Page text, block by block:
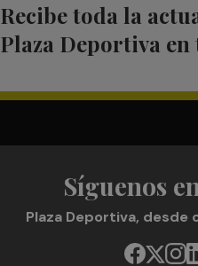
Recibe toda la
Plaza Deportiva
Síguenos
Plaza Deportiva, desde